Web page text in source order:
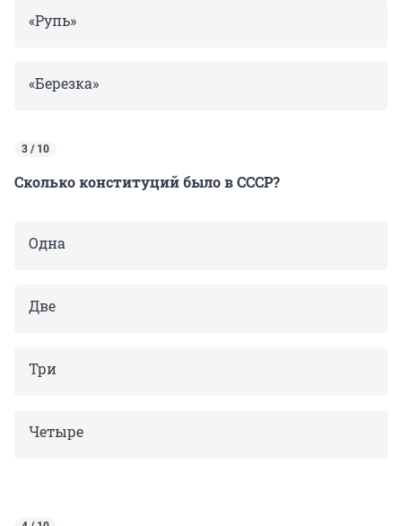
«Рупь»
«Березка»
3 / 10
Сколько конституций было в СССР?
Одна
Две
Три
Четыре